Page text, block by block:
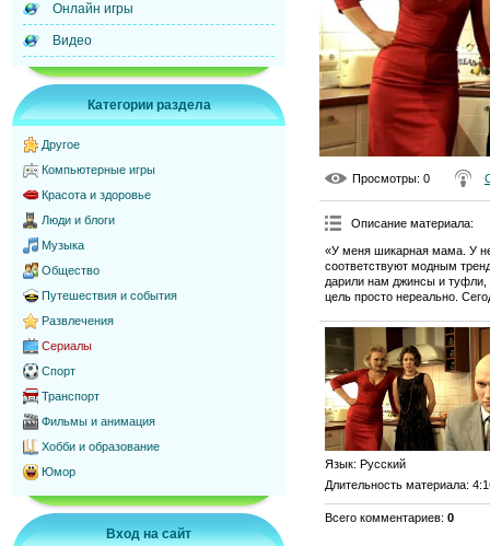
Онлайн игры
Видео
Категории раздела
Другое
Компьютерные игры
Красота и здоровье
Люди и блоги
Музыка
Общество
Путешествия и события
Развлечения
Сериалы
Спорт
Транспорт
Фильмы и анимация
Хобби и образование
Юмор
Вход на сайт
Просмотры: 0
Описание материала:
«У меня шикарная мама. У
соответствуют модным
дарили нам джинсы и туфли,
цель просто нереально.
Язык: Русский
Длительность материала:
Всего комментариев: 0